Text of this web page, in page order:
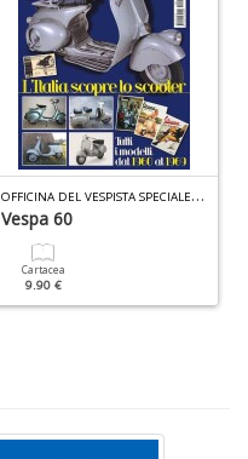
O
FFICINA DEL VESPISTA SPECIALE N.2
Vespa 60
Cartacea
9.90 €